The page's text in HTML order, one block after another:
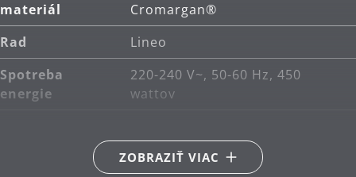
materiál
Cromargan®
Rad
Lineo
Spotreba
energie
220-240 V~, 50-60 Hz, 450
wattov
ZOBRAZIŤ VIAC